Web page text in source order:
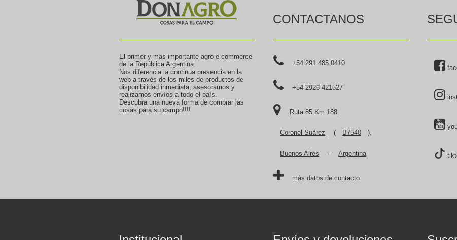
El primer y mas importante agro e-commerce
de la República Argentina.
Nos diferencia la continua presencia en la
web a través de los miles de productos de
disponibilidad inmediata, asesoramos y
realizamos envíos a todo el país.
Descubra una nueva forma de comprar las
cosas para su campo!!!!
CONTACTANOS
+54 291 485 0410
+54 2926 421527
Ruta 85 Km 188
Coronel Suárez ( B7540 ),
Buenos Aires - Argentina
más datos de contacto